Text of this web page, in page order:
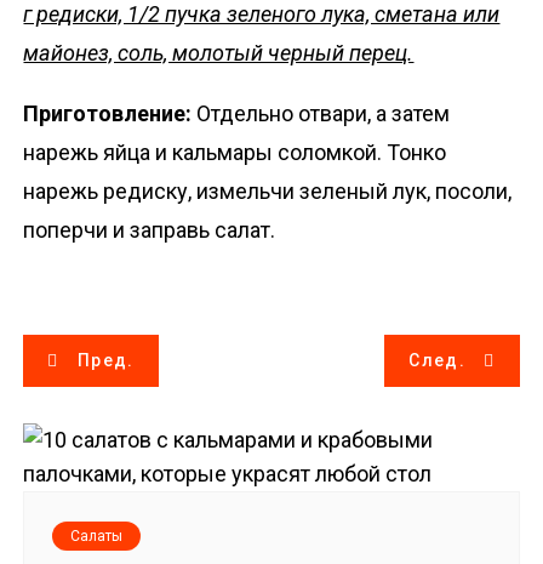
г редиски, 1/2 пучка зеленого лука, сметана или
майонез, соль, молотый черный перец.
Приготовление: Отдельно отвари, а затем
нарежь яйца и кальмары соломкой. Тонко
нарежь редиску, измельчи зеленый лук, посоли,
поперчи и заправь салат.
Н
а
в
Пред. След.
Салаты